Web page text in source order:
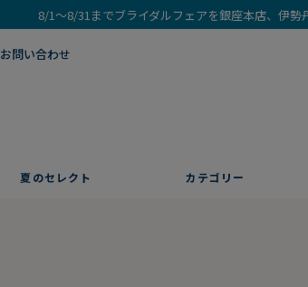
8/1～8/31までブライダルフェアを銀座本店、伊勢
お問い合わせ
夏のセレクト カテゴリー